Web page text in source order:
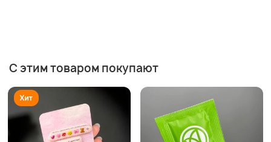
С этим товаром покупают